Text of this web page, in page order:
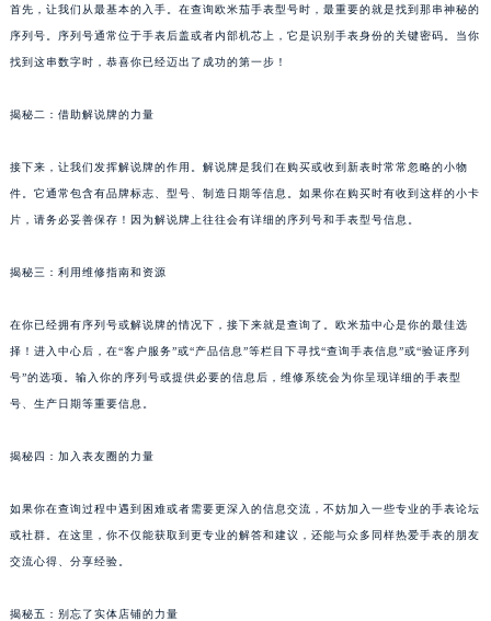
首先，让我们从最基本的入手。在查询欧米茄手表型号时，最重要的就是找到那串神秘的
序列号。序列号通常位于手表后盖或者内部机芯上，它是识别手表身份的关键密码。当你
找到这串数字时，恭喜你已经迈出了成功的第一步！
揭秘二：借助解说牌的力量
接下来，让我们发挥解说牌的作用。解说牌是我们在购买或收到新表时常常忽略的小物
件。它通常包含有品牌标志、型号、制造日期等信息。如果你在购买时有收到这样的小卡
片，请务必妥善保存！因为解说牌上往往会有详细的序列号和手表型号信息。
揭秘三：利用维修指南和资源
在你已经拥有序列号或解说牌的情况下，接下来就是查询了。欧米茄中心是你的最佳选
择！进入中心后，在“客户服务”或“产品信息”等栏目下寻找“查询手表信息”或“验证序列
号”的选项。输入你的序列号或提供必要的信息后，维修系统会为你呈现详细的手表型
号、生产日期等重要信息。
揭秘四：加入表友圈的力量
如果你在查询过程中遇到困难或者需要更深入的信息交流，不妨加入一些专业的手表论坛
或社群。在这里，你不仅能获取到更专业的解答和建议，还能与众多同样热爱手表的朋友
交流心得、分享经验。
揭秘五：别忘了实体店铺的力量